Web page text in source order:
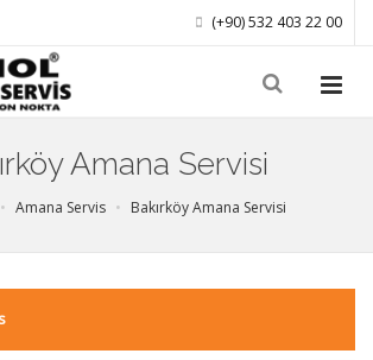
(+90) 532 403 22 00
Amana Servisi
Amana Servis Bakırköy Amana Servisi